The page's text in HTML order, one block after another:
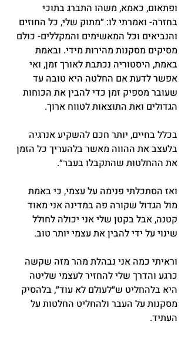
ופתאום, כאמא, משהו התברג בתוכי
בחזרה- ואמרתי לו: ״מתוק שלי, כל החוזים
והנביאים וכל המאשימים והמקללים- כולם
מסיקים מסקנות מהירות מידי. ובאמת
באמת, היסטוריה נכתבת לאורך זמן, ואי
אפשר לדעת אם החלטה היא טובה עד
שעובר מספיק זמן כדי להבין את הכוחות
הגדולים ואת התוצאות לטווח ארוך.
בכלל בחיים, יותר חכם להשקיע אנרגיה
בלעצב את ההווה מאשר בלהעריך כל הזמן
את ההחלטות שהתקבלו בעבר״.
ואז הסתכלתי פנימה על עצמי, כי באמת
מול הגדול שקורה פה במדינה אני מאוד
קטנה, אבל בקטן שלי אני יכולה לחולל
שינוי על ידי להבין את עצמי יותר טוב.
וראיתי כמה אני נבהלת מהר מזה שקשה
כרגע והדרך שלי להחזיר לעצמי שליטה
היא בלהחליט ש״לעולם לא עוד״, בלהסיק
מסקנות על העבר ולהחליט החלטות על
העתיד.